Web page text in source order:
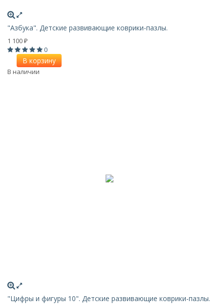
"Азбука". Детские развивающие коврики-пазлы.
1 100 ₽
0
В корзину
В наличии
"Цифры и фигуры 10". Детские развивающие коврики-пазлы.